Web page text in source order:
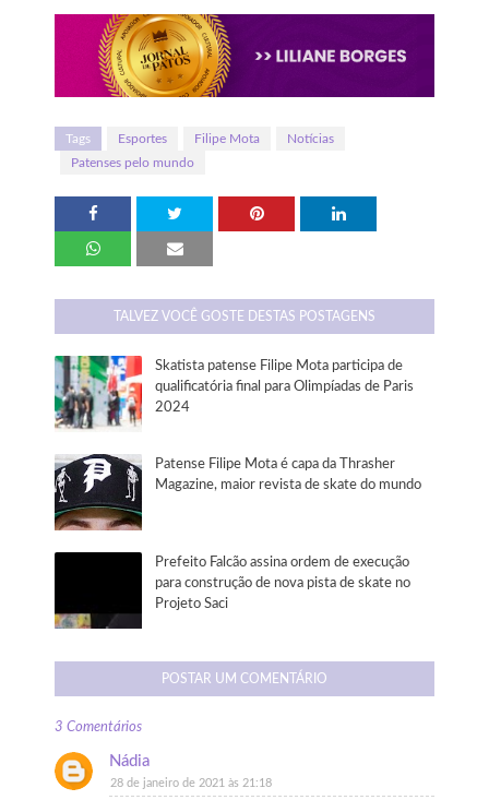
Tags Esportes Filipe Mota
Notícias
Patenses pelo mundo
TALVEZ VOCÊ GOSTE DESTAS POSTAGENS
Skatista patense Filipe Mota participa de
qualificatória final para Olimpíadas de Paris
2024
Patense Filipe Mota é capa da Thrasher
Magazine, maior revista de skate do mundo
Prefeito Falcão assina ordem de execução
para construção de nova pista de skate no
Projeto Saci
POSTAR UM COMENTÁRIO
3 Comentários
Nádia
28 de janeiro de 2021 às 21:18